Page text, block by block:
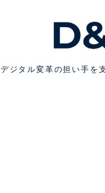
デジタル変革の担い手を